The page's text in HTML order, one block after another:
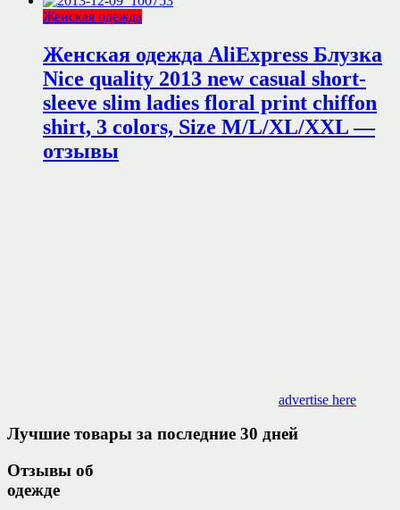
Женская одежда
Женская одежда AliExpress Блузка
Nice quality 2013 new casual short-
sleeve slim ladies floral print chiffon
shirt, 3 colors, Size M/L/XL/XXL —
отзывы
advertise here
Лучшие товары за последние 30 дней
Отзывы об
одежде